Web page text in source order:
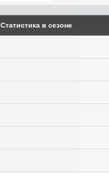
Статистика в сезоне